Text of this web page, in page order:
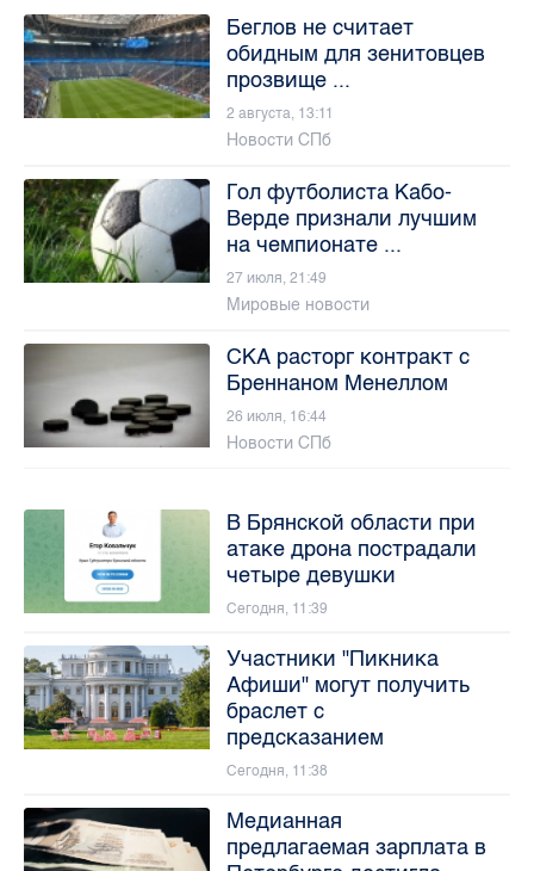
Беглов не считает
обидным для зенитовцев
прозвище ...
2 августа, 13:11
Новости СПб
Гол футболиста Кабо-
Верде признали лучшим
на чемпионате ...
27 июля, 21:49
Мировые новости
СКА расторг контракт с
Бреннаном Менеллом
26 июля, 16:44
Новости СПб
В Брянской области при
атаке дрона пострадали
четыре девушки
Сегодня, 11:39
Участники "Пикника
Афиши" могут получить
браслет с
предсказанием
Сегодня, 11:38
Медианная
предлагаемая зарплата в